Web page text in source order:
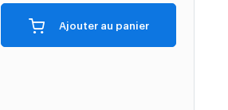
Ajouter au panier